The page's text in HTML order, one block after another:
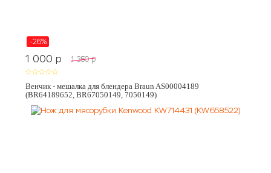
-26%
1 000 p 1 350 p
Венчик - мешалка для блендера Braun AS00004189
(BR64189652, BR67050149, 7050149)